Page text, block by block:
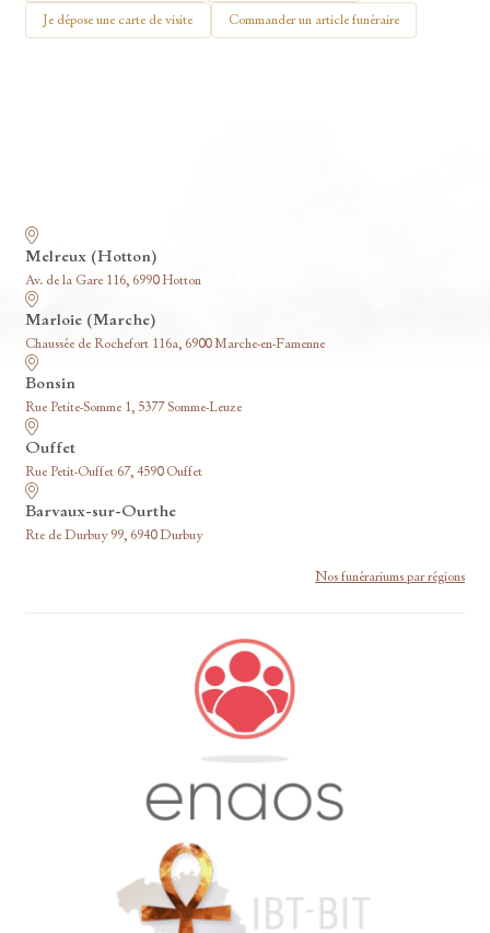
Je dépose une carte de visite Commander un article funéraire
Melreux (Hotton)
Av. de la Gare 116, 6990 Hotton
Marloie (Marche)
Chaussée de Rochefort 116a, 6900 Marche-en-Famenne
Bonsin
Rue Petite-Somme 1, 5377 Somme-Leuze
Ouffet
Rue Petit-Ouffet 67, 4590 Ouffet
Barvaux-sur-Ourthe
Rte de Durbuy 99, 6940 Durbuy
Nos funérariums par régions